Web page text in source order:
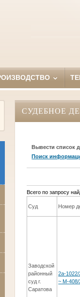
СУДЕБНОЕ
Вывести список
Поиск
Всего по запросу
Суд Номер
Заводской
районный
суд г.
Саратова
2а-1022/
~ М-408/